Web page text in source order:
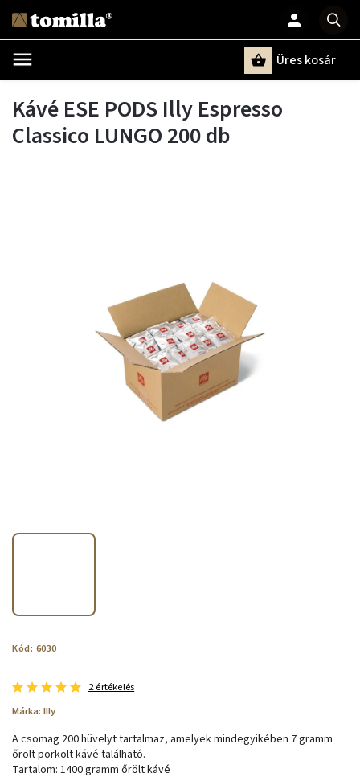
Üres kosár
Kávé ESE PODS Illy Espresso
Classico LUNGO 200 db
Kód: 6030
2 értékelés
Márka: Illy
A csomag 200 hüvelyt tartalmaz, amelyek mindegyikében 7 gramm
őrölt pörkölt kávé található.
Tartalom: 1400 gramm őrölt kávé